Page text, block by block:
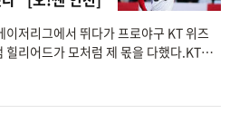
저리그에서 뛰다가 프로야구 KT 위즈
힐리어드가 모처럼 제 몫을 다했다.KT는